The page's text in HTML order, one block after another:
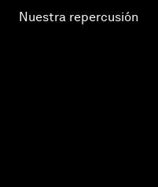
Nuestra repercusión